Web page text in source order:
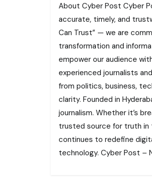
About Cyber Post Cyber
accurate, timely, and
Can Trust” — we are
transformation and
empower our audience
experienced journalists
from politics, business,
clarity. Founded in
journalism. Whether it’s
trusted source for truth in
continues to redefine
technology. Cyber Post –